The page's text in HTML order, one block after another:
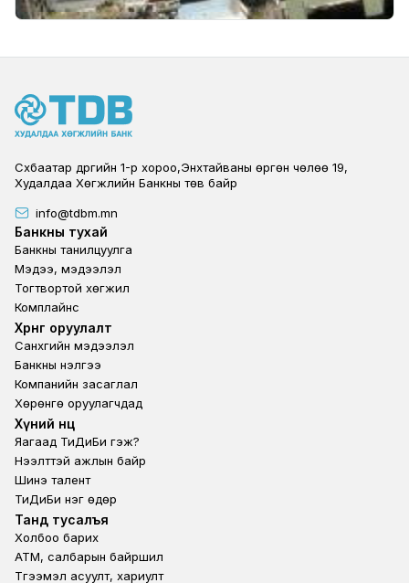
Сүхбаатар дүүргийн 1-р хороо,Энхтайваны өргөн чөлөө 19,
Худалдаа Хөгжлийн Банкны төв байр
info@tdbm.mn
Footer
Банкны тухай
Банкны танилцуулга
Мэдээ, мэдээлэл
Тогтвортой хөгжил
Комплайнс
Footer third
Хөрөнгө оруулалт
Санхүүгийн мэдээлэл
Банкны үнэлгээ
Компанийн засаглал
Хөрөнгө оруулагчдад
Footer second
Хүний нөөц
Яагаад ТиДиБи гэж?
Нээлттэй ажлын байр
Шинэ талент
ТиДиБи нэг өдөр
Footer fourth
Танд тусалъя
Холбоо барих
ATM, салбарын байршил
Түгээмэл асуулт, хариулт